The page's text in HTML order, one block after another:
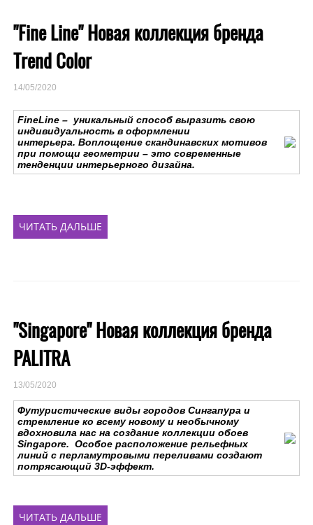
"Fine Line" Новая коллекция бренда
Trend Color
14/05/2020
FineLine – уникальный способ выразить свою
индивидуальность в оформлении
интерьера. Воплощение скандинавских мотивов
при помощи геометрии – это современные
тенденции интерьерного дизайна.
ЧИТАТЬ ДАЛЬШЕ
"Singapore" Новая коллекция бренда
PALITRA
13/05/2020
Футуристические виды городов Сингапура и
стремление ко всему новому и необычному
вдохновила нас на создание коллекции обоев
Singapore. Особое расположение рельефных
линий с перламутровыми переливами создают
потрясающий 3D-эффект.
ЧИТАТЬ ДАЛЬШЕ